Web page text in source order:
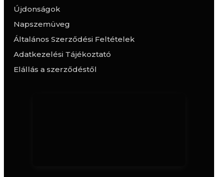
Újdonságok
Napszemüveg
Általános Szerződési Feltételek
Adatkezelési Tájékoztató
Elállás a szerződéstől